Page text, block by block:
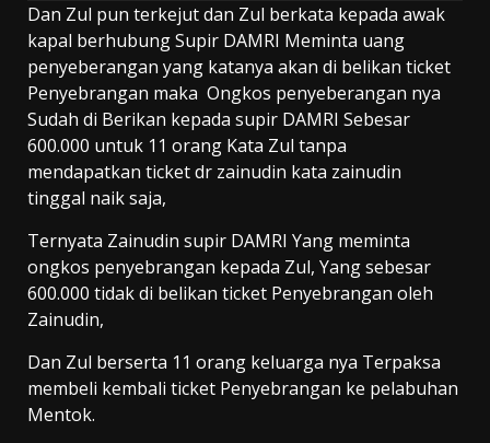
Dan Zul pun terkejut dan Zul berkata kepada awak
kapal berhubung Supir DAMRI Meminta uang
penyeberangan yang katanya akan di belikan ticket
Penyebrangan maka Ongkos penyeberangan nya
Sudah di Berikan kepada supir DAMRI Sebesar
600.000 untuk 11 orang Kata Zul tanpa
mendapatkan ticket dr zainudin kata zainudin
tinggal naik saja,
Ternyata Zainudin supir DAMRI Yang meminta
ongkos penyebrangan kepada Zul, Yang sebesar
600.000 tidak di belikan ticket Penyebrangan oleh
Zainudin,
Dan Zul berserta 11 orang keluarga nya Terpaksa
membeli kembali ticket Penyebrangan ke pelabuhan
Mentok.